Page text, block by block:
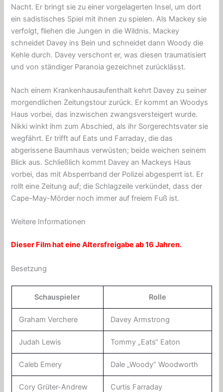
Nacht. Er bringt sie zu einer vorgelagerten Insel, um dort
ein sadistisches Spiel mit ihnen zu spielen. Als Mackey sie
verfolgt, fliehen die Jungen in die Wildnis. Mackey
schneidet Davey ins Bein und schneidet dann Woody die
Kehle durch. Davey verschont er, was diesen traumatisiert
und von ständiger Paranoia gezeichnet zurücklässt.
Nach einem Krankenhausaufenthalt kehrt Davey zu seiner
morgendlichen Zeitungstour zurück. Er kommt an Woodys
Haus vorbei, das inzwischen zwangsversteigert wurde.
Nikki winkt ihm zum Abschied, als ihr Sorgerechtsvater sie
wegfährt. Er trifft auf Eats und Farraday, die das
abgerissene Baumhaus verwüsten; beide weichen seinem
Blick aus. Schließlich kommt Davey an Mackeys Haus
vorbei, das mit Absperrband der Polizei abgesperrt ist. Er
rollt eine Zeitung auf; die Schlagzeile verkündet, dass der
Cape-May-Mörder noch immer auf freiem Fuß ist.
Weitere Informationen
Dieser Film hat eine Altersfreigabe ab 16 Jahren.
Besetzung
Schauspieler Rolle
Graham Verchere Davey Armstrong
Judah Lewis Tommy „Eats“ Eaton
Caleb Emery Dale „Woody“ Woodworth
Cory Grüter-Andrew Curtis Farraday